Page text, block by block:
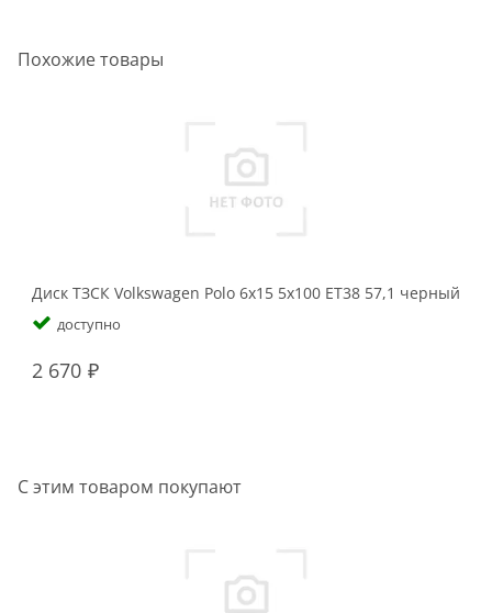
Похожие товары
Диск ТЗСК Volkswagen Polo 6x15 5x100 ET38 57,1 черный
доступно
2 670
С этим товаром покупают